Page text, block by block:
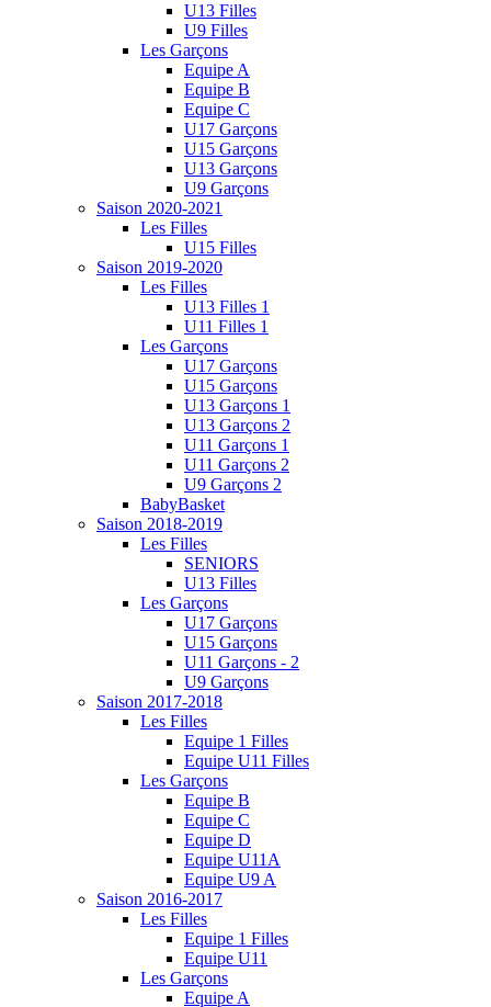
U13 Filles
U9 Filles
Les Garçons
Equipe A
Equipe B
Equipe C
U17 Garçons
U15 Garçons
U13 Garçons
U9 Garçons
Saison 2020-2021
Les Filles
U15 Filles
Saison 2019-2020
Les Filles
U13 Filles 1
U11 Filles 1
Les Garçons
U17 Garçons
U15 Garçons
U13 Garçons 1
U13 Garçons 2
U11 Garçons 1
U11 Garçons 2
U9 Garçons 2
BabyBasket
Saison 2018-2019
Les Filles
SENIORS
U13 Filles
Les Garçons
U17 Garçons
U15 Garçons
U11 Garçons - 2
U9 Garçons
Saison 2017-2018
Les Filles
Equipe 1 Filles
Equipe U11 Filles
Les Garçons
Equipe B
Equipe C
Equipe D
Equipe U11A
Equipe U9 A
Saison 2016-2017
Les Filles
Equipe 1 Filles
Equipe U11
Les Garçons
Equipe A